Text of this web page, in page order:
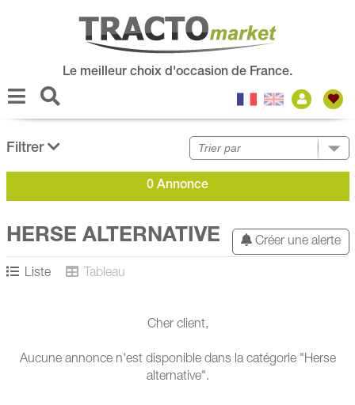
Le meilleur choix d'occasion de France.
Filtrer
0 Annonce
Créer une alerte
HERSE ALTERNATIVE
Liste Tableau
Cher client,
Aucune annonce n'est disponible dans la catégorie "Herse
alternative".